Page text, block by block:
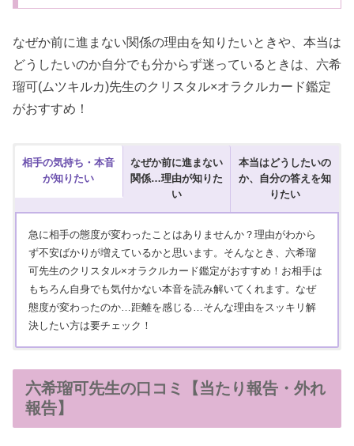
なぜか前に進まない関係の理由を知りたいときや、本当は
どうしたいのか自分でも分からず迷っているときは、六希
瑠可(ムツキルカ)先生のクリスタル×オラクルカード鑑定
がおすすめ！
相手の気持ち・本音
が知りたい
なぜか前に進まない
関係…理由が知りた
い
本当はどうしたいの
か、自分の答えを知
りたい
急に相手の態度が変わったことはありませんか？理由がわから
ず不安ばかりが増えているかと思います。そんなとき、六希瑠
可先生のクリスタル×オラクルカード鑑定がおすすめ！お相手は
もちろん自身でも気付かない本音を読み解いてくれます。なぜ
態度が変わったのか…距離を感じる…そんな理由をスッキリ解
決したい方は要チェック！
のきっかけを掴むことができます。六希瑠可先生の清廉の水晶を
用いた鑑定なら、魂の状態や流れをリセットすることで現状を見
つめ直して軌道修正できます。今の状況を変えたいかたにおすす
の正体を一緒に整理して、自分自身の答えを見つけたい方におす
すめです。
六希瑠可先生の口コミ【当たり報告・外れ
報告】